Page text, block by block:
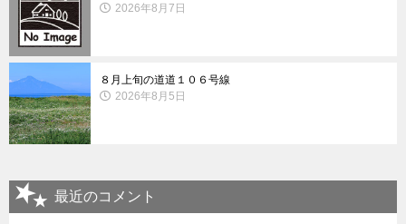
2026年8月7日
８月上旬の道道１０６号線
2026年8月5日
最近のコメント